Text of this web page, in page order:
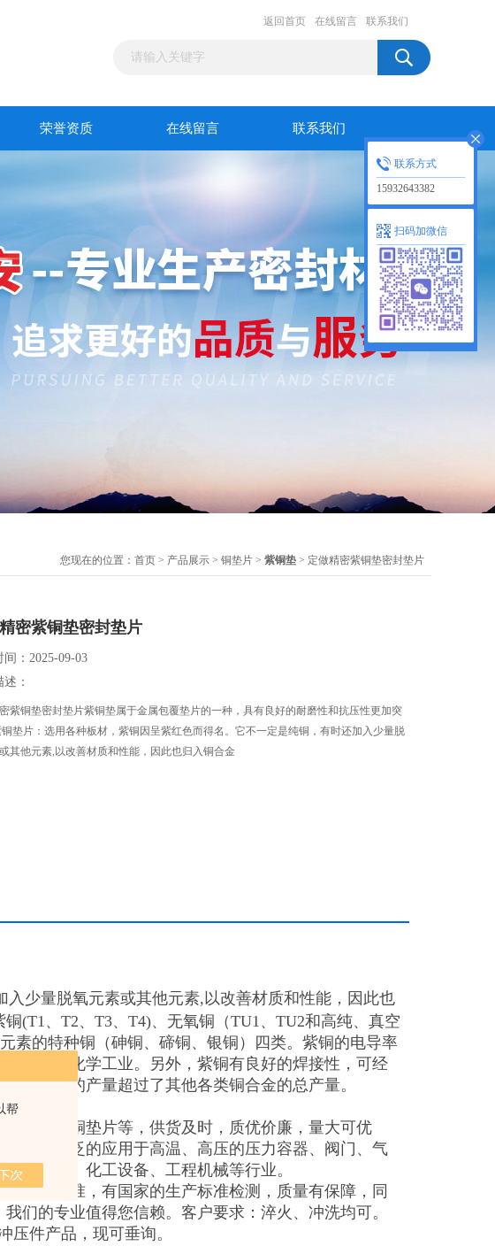
帮
返回首页 在线留言 联系我们
荣誉资质 在线留言 联系我们
您现在的位置： 首页 > 产品展示 > 铜垫片 > 紫铜垫 > 定做精密紫铜垫密封垫片
密紫铜垫密封垫片
间：2025-09-03
：
紫铜垫密封垫片紫铜垫属于金属包覆垫片的一种，具有良好的耐磨性和抗压性更加突
垫片：选用各种板材，紫铜因呈紫红色而得名。它不一定是纯铜，有时还加入少量脱
其他元素,以改善材质和性能，因此也归入铜合金
少量脱氧元素或其他元素,以改善材质和性能，因此也
(T1、T2、T3、T4)、无氧铜（TU1、TU2和高纯、真空
素的特种铜（砷铜、碲铜、银铜）四类。紫铜的电导率
铜用于化学工业。另外，紫铜有良好的焊接性，可经
，紫铜的产量超过了其他各类铜合金的总产量。
片、黄铜垫片等，供货及时，质优价廉，量大可优
等，广泛的应用于高温、高压的压力容器、阀门、气
、电厂、化工设备、工程机械等行业。
执行标准，有国家的生产标准检测，质量有保障，同
们的专业值得您信赖。客户要求：淬火、冲洗均可。
件产品，现可垂询。
联系方式
15932643382
扫码加微信